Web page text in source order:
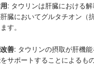
: タウリンは肝臓における
臓においてグルタチオン（
す。
善: タウリンの摂取が肝機
サポートすることによるも